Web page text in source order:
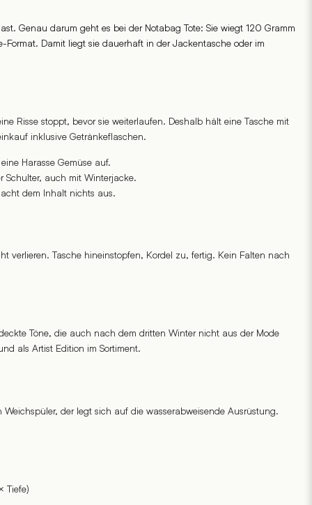
Genau darum geht es bei der Notabag Tote: Sie wiegt 120 Gramm
Damit liegt sie dauerhaft in der Jackentasche oder im
Risse stoppt, bevor sie weiterlaufen. Deshalb hält eine Tasche mit
inklusive Getränkeflaschen.
Harasse Gemüse auf.
auch mit Winterjacke.
dem Inhalt nichts aus.
verlieren. Tasche hineinstopfen, Kordel zu, fertig. Kein Falten nach
Töne, die auch nach dem dritten Winter nicht aus der Mode
als Artist Edition im Sortiment.
der legt sich auf die wasserabweisende Ausrüstung.
Tiefe)